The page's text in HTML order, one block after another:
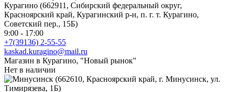
Курагино (662911, Сибирский федеральный округ,
Красноярский край, Курагинский р-н, п. г. т. Курагино,
Советский пер., 15Б)
9:00 - 17:00
+7(39136) 2-55-55
kaskad.kuragino@mail.ru
Магазин в Курагино, "Новый рынок"
Нет в наличии